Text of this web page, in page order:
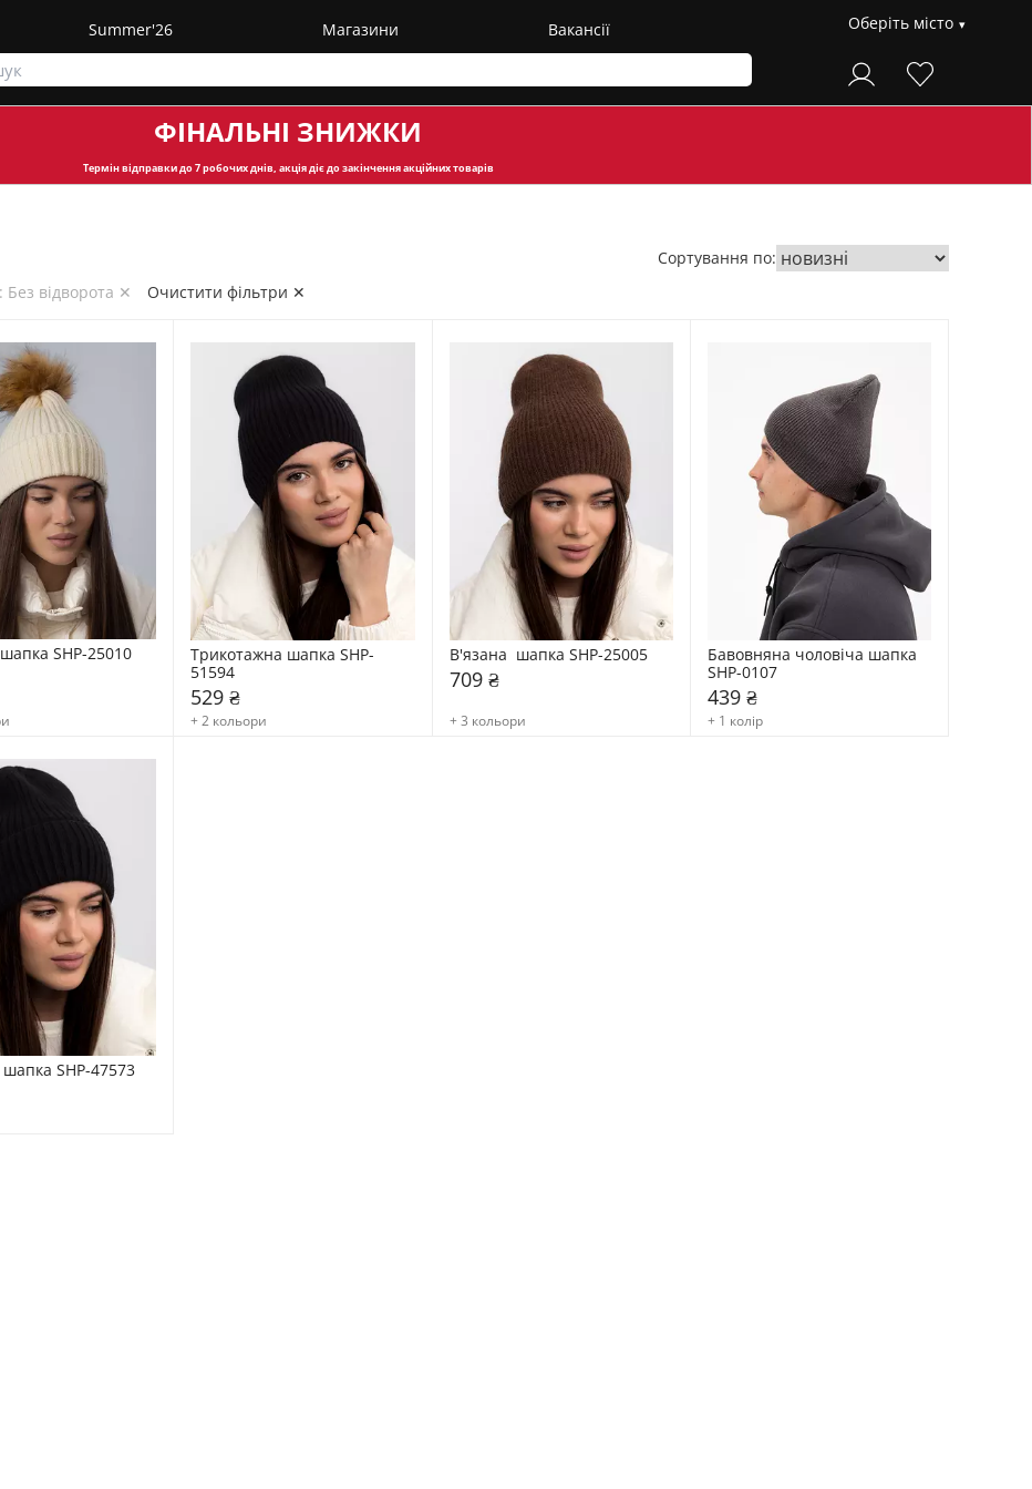
Summer'26 Магазини Вакансії Оберіть місто
ФІНАЛЬНІ ЗНИЖКИ
Термін відправкидо 7 робочих днів, акція діє до закінчення акційних товарів
відворота ✕
Очистити фільтри ✕
Сортування по:
SHP-25010
Трикотажна шапка SHP-
51594
529 ₴
+ 2 кольори
В'язана  шапка SHP-25005
709 ₴
+ 3 кольори
Бавовняна чоловіча шапка
SHP-0107
439 ₴
+ 1 колір
SHP-47573